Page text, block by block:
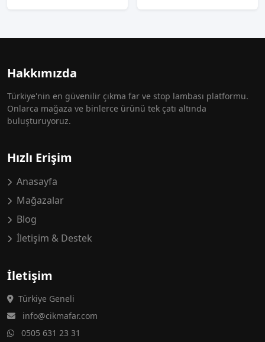
Hakkımızda
Türkiye'nin en güvenilir çıkma far ve stop lambası platformu.
Onlarca mağaza ve binlerce ürünü tek çatı altında
buluşturuyoruz.
Hızlı Erişim
Anasayfa
Mağazalar
Blog
İletişim & Destek
İletişim
Türkiye Geneli
info@cikmafar.com
0505 631 23 31